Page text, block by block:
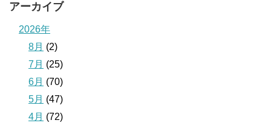
アーカイブ
2026年
8月 (2)
7月 (25)
6月 (70)
5月 (47)
4月 (72)